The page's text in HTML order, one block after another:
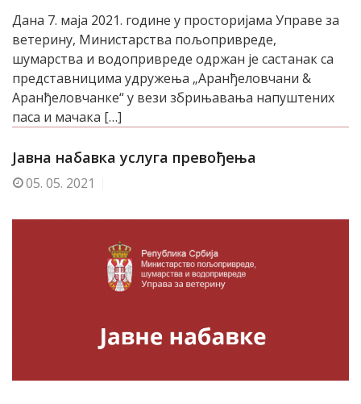
Дана 7. маја 2021. године у просторијама Управе за
ветерину, Министарства пољопривреде,
шумарства и водопривреде одржан је састанак са
представницима удружења „Аранђеловчани &
Аранђеловчанке“ у вези збрињавања напуштених
паса и мачака […]
Јавна набавка услуга превођења
05. 05. 2021